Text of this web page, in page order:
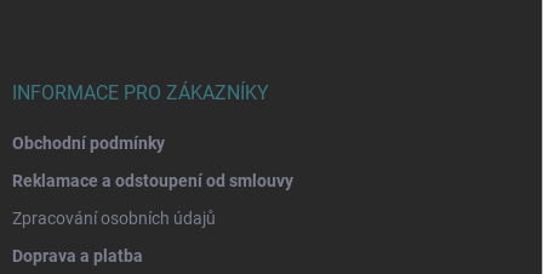
INFORMACE PRO ZÁKAZNÍKY
Obchodní podmínky
Reklamace a odstoupení od smlouvy
Zpracování osobních údajů
Doprava a platba